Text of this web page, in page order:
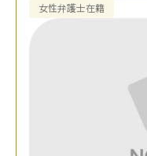
女性弁護士在籍